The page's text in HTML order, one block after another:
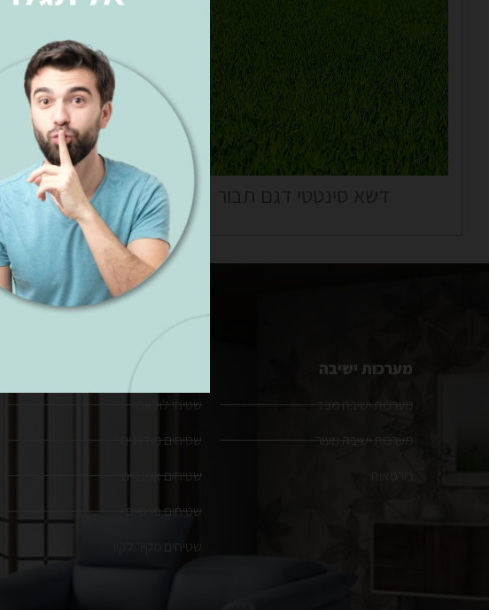
מערכות ישיבה
מערכות ישיבה מבד
מערכות ישיבה מעור
כורסאות
שטיחי לולאה
שטיחים מודרנים
שטיחים אפגניים
שטיחים פרסיים
שטיחים מקיר לקיר